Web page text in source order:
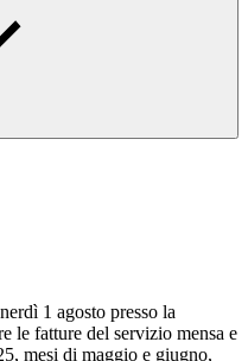
1 agosto presso la
le fatture del servizio mensa e
mesi di maggio e giugno,